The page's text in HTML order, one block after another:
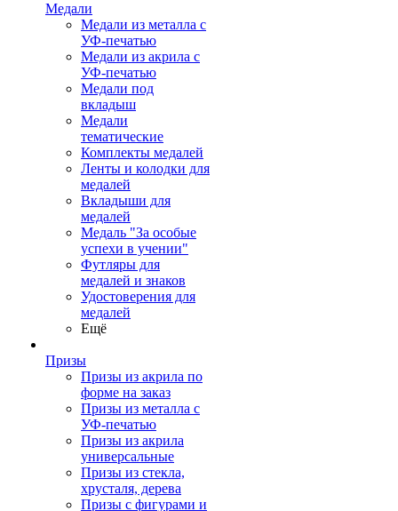
Медали
Медали из металла с
УФ-печатью
Медали из акрила с
УФ-печатью
Медали под
вкладыш
Медали
тематические
Комплекты медалей
Ленты и колодки для
медалей
Вкладыши для
медалей
Медаль "За особые
успехи в учении"
Футляры для
медалей и знаков
Удостоверения для
медалей
Ещё
Призы
Призы из акрила по
форме на заказ
Призы из металла с
УФ-печатью
Призы из акрила
универсальные
Призы из стекла,
хрусталя, дерева
Призы с фигурами и